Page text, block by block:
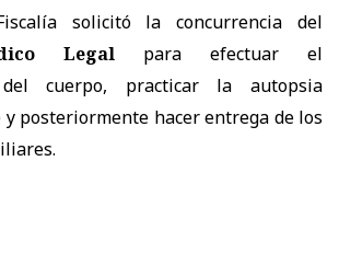
solicitó la concurrencia del
Legal para efectuar el
del cuerpo, practicar la autopsia
posteriormente hacer entrega de los